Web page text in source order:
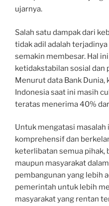
ujarnya.
Salah satu dampak dari
tidak adil adalah
semakin membesar. Hal
ketidakstabilan sosial
Menurut data Bank
Indonesia saat ini masih
teratas menerima 40%
Untuk mengatasi
komprehensif dan
keterlibatan semua pihak,
maupun masyarakat
pembangunan yang lebih
pemerintah untuk lebih
masyarakat yang rentan